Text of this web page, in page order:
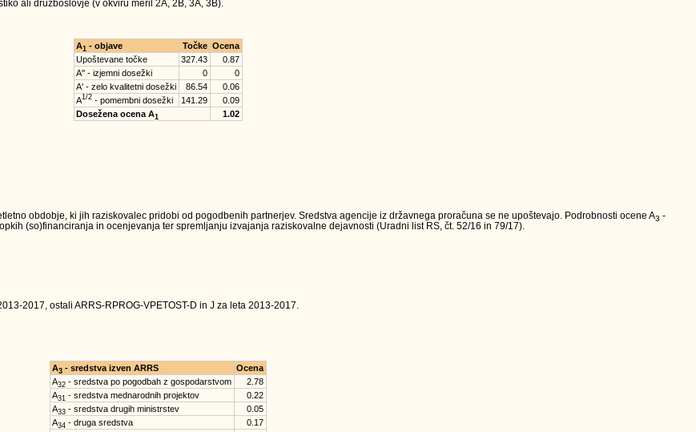
ali družboslovje (v okviru meril 2A, 2B, 3A, 3B).
A1 - objave Točke Ocena
Upoštevane točke
327.43
0.87
A'' - izjemni dosežki
0
0
A' - zelo kvalitetni dosežki
86.54
0.06
A1/2- pomembni dosežki 141.29
0.09
Dosežena ocena A1 1.02
obdobje, ki jih raziskovalec pridobi od pogodbenih partnerjev. Sredstva agencije iz državnega proračuna se ne upoštevajo. Podrobnosti ocene A3 -
(so)financiranja in ocenjevanja ter spremljanju izvajanja raziskovalne dejavnosti (Uradni list RS, čt. 52/16 in 79/17).
2017, ostali ARRS-RPROG-VPETOST-D in J za leta 2013-2017.
A3- sredstva izven ARRS
Ocena
A32- sredstva po pogodbah z gospodarstvom
2.78
A31 - sredstva mednarodnih projektov
0.22
A33- sredstva drugih ministrstev
0.05
A34 - druga sredstva
0.17